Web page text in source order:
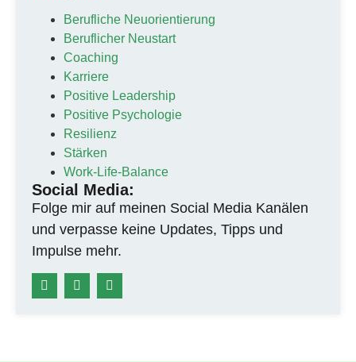
Berufliche Neuorientierung
Beruflicher Neustart
Coaching
Karriere
Positive Leadership
Positive Psychologie
Resilienz
Stärken
Work-Life-Balance
Social Media:
Folge mir auf meinen Social Media Kanälen
und verpasse keine Updates, Tipps und
Impulse mehr.